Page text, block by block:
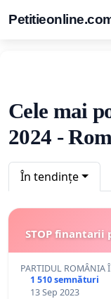
Cele mai
2024 -
În tendințe
STOP
PARTIDUL ROMÂNIA
1 510 semnături
13 Sep 2023